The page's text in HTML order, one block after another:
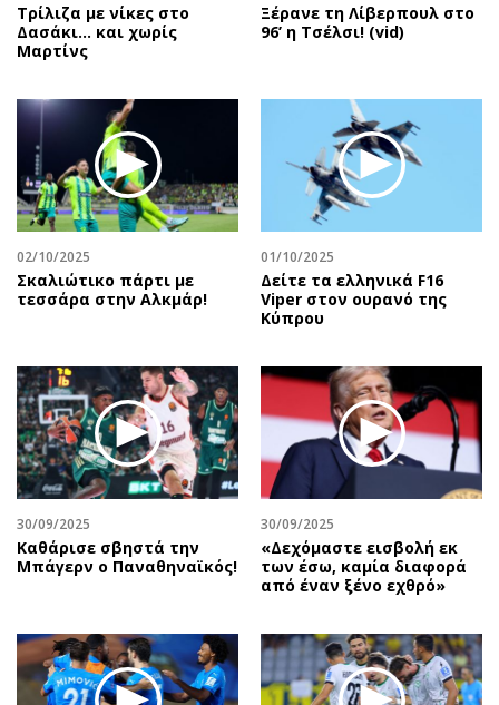
Τρίλιζα με νίκες στο
Δασάκι… και χωρίς
Μαρτίνς
Ξέρανε τη Λίβερπουλ στο
96’ η Τσέλσι! (vid)
02/10/2025
Σκαλιώτικο πάρτι με
τεσσάρα στην Αλκμάρ!
01/10/2025
Δείτε τα ελληνικά F16
Viper στον ουρανό της
Κύπρου
30/09/2025
Καθάρισε σβηστά την
Μπάγερν ο Παναθηναϊκός!
30/09/2025
«Δεχόμαστε εισβολή εκ
των έσω, καμία διαφορά
από έναν ξένο εχθρό»